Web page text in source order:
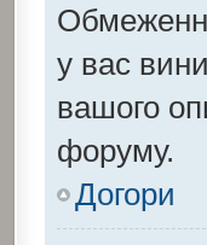
у вас
вашого
форуму.
Догори